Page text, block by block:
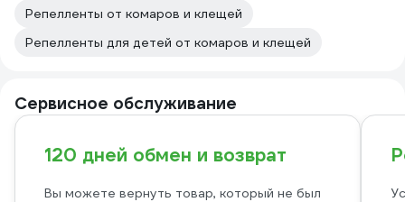
Репелленты от комаров и клещей
Репелленты для детей от комаров и клещей
Сервисное обслуживание
120 дней обмен и возврат
Вы можете вернуть товар, который не был